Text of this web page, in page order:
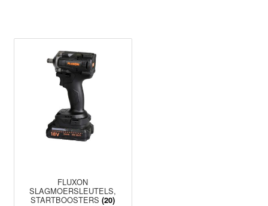
FLUXON
SLAGMOERSLEUTELS,
STARTBOOSTERS(20)